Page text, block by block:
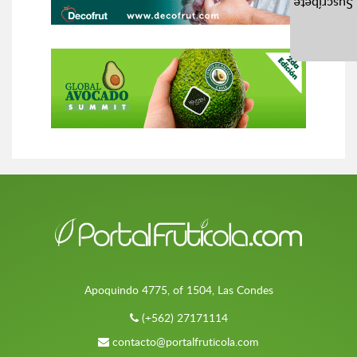
Apoquindo 4775, of 1504, Las Condes
(+562) 27171114
contacto@portalfruticola.com
Suscríbete